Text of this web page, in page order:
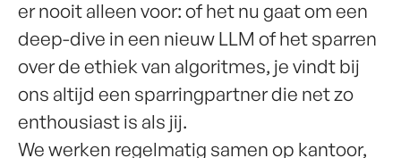
er nooit alleen voor: of het nu gaat om een
deep-dive in een nieuw LLM of het sparren
over de ethiek van algoritmes, je vindt bij
ons altijd een sparringpartner die net zo
enthousiast is als jij.
We werken regelmatig samen op kantoor,